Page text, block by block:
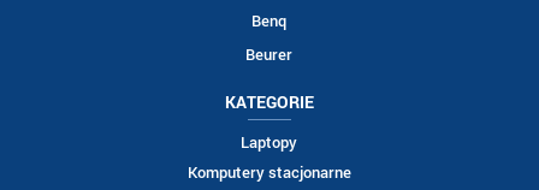
Benq
Beurer
KATEGORIE
Laptopy
Komputery stacjonarne